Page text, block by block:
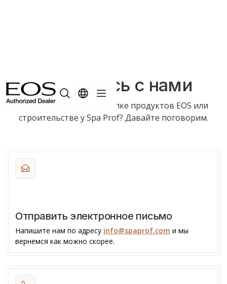
Свяжитесь с нами
Заинтересованы в покупке продуктов EOS или
строительстве у Spa Prof? Давайте поговорим.
Отправить электронное письмо
Напишите нам по адресу info@spaprof.com и мы
вернемся как можно скорее.